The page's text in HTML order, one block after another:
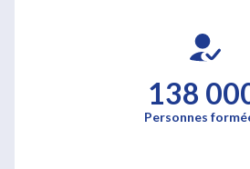
138
Personnes